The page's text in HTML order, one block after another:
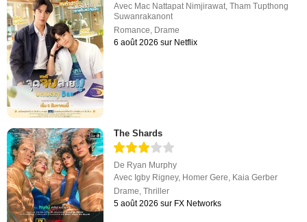
Avec Mac Nattapat Nimjirawat ,Tham Tupthong
Suwanrakanont
Romance Drame
6 août 2026 sur Netflix
The Shards
De Ryan Murphy
Avec Igby Rigney, Homer Gere, Kaia Gerber
Drame,Thriller
5 août 2026 sur FX Networks